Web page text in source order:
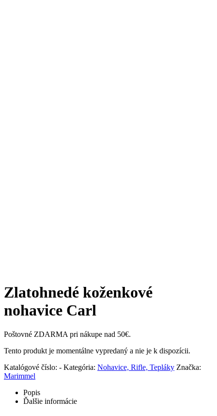
Zlatohnedé koženkové
nohavice Carl
Poštovné ZDARMA pri nákupe nad 50€.
Tento produkt je momentálne vypredaný a nie je k dispozícii.
Katalógové číslo: - Kategória: Nohavice, Rifle, Tepláky Značka:
Marimmel
Popis
Ďalšie informácie